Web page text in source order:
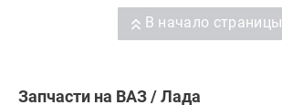
В начало страницы
Запчасти на ВАЗ / Лада